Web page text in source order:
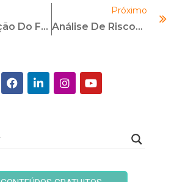
A Aplicação Do FCPA Na América Latina E Do Memorando Yates Pelos Estados Unidos
Próximo
Análise De Riscos E Seus Processos: Saiba O Que É E Como Aplicar